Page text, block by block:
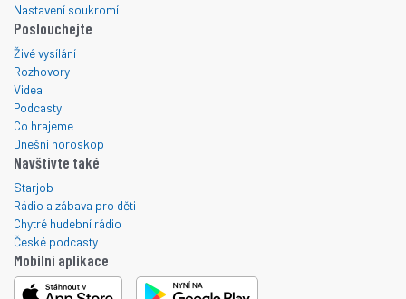
Nastavení soukromí
Poslouchejte
Živé vysílání
Rozhovory
Videa
Podcasty
Co hrajeme
Dnešní horoskop
Navštivte také
Starjob
Rádio a zábava pro děti
Chytré hudební rádio
České podcasty
Mobilní aplikace